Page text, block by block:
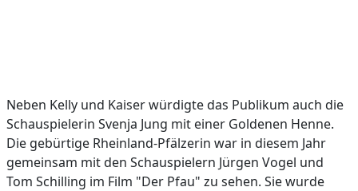
Neben Kelly und Kaiser würdigte das Publikum auch die
Schauspielerin Svenja Jung mit einer Goldenen Henne.
Die gebürtige Rheinland-Pfälzerin war in diesem Jahr
gemeinsam mit den Schauspielern Jürgen Vogel und
Tom Schilling im Film "Der Pfau" zu sehen. Sie wurde